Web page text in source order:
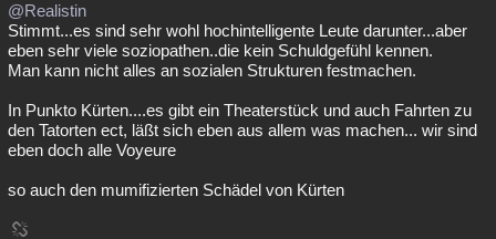
@Realistin
Stimmt...es sind sehr wohl hochintelligente Leute darunter...aber
eben sehr viele soziopathen..die kein Schuldgefühl kennen.
Man kann nicht alles an sozialen Strukturen festmachen.
In Punkto Kürten....es gibt ein Theaterstück und auch Fahrten zu
den Tatorten ect, läßt sich eben aus allem was machen... wir sind
eben doch alle Voyeure
so auch den mumifizierten Schädel von Kürten